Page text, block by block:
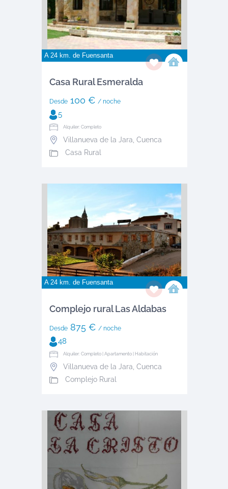
A 24 km. de Fuensanta
Casa Rural Esmeralda
Desde100 € / noche
5
Alquiler: Completo
Villanueva de la Jara Cuenca
Casa Rural
A 24 km. de Fuensanta
Complejo rural Las Aldabas
Desde875 € / noche
48
Alquiler: Completo | Apartamento | Habitación
Villanueva de la Jara Cuenca
Complejo Rural